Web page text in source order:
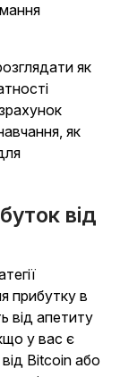
як
як
від
прибутку в
від апетиту
у вас є
Bitcoin або